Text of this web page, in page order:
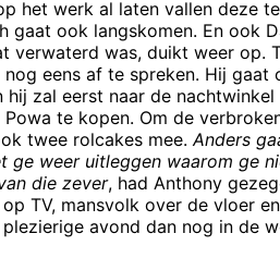
deep state, qanon etc
en druk en ik zat op een lege kruk .
zielig alternatief voor zielige mensen
willen kijken, maar die zichzelf
VTM te boycotten. Terwijl het allebei
BROL is
en wurum niet ? Dürum
het werk al laten vallen deze
gaat ook langskomen. En ook
verwaterd was, duikt weer op.
eens af te spreken. Hij gaat
hij zal eerst naar de
te kopen. Om de
twee rolcakes mee.Anders
ge weer uitleggen waarom ge
die zever, had Anthony
TV, mansvolk over de vloer
avond dan nog in de